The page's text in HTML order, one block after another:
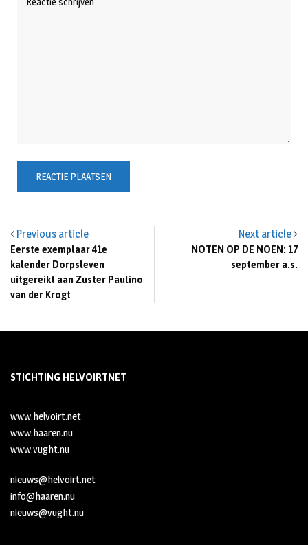
Previous article
Eerste exemplaar 41e
kalender Dorpsleven
uitgereikt aan Zuster Paulino
van der Krogt
Next article
NOTEN OP DE NOEN: 17
september a.s.
STICHTING HELVOIRTNET
www.helvoirt.net
www.haaren.nu
www.vught.nu
nieuws@helvoirt.net
info@haaren.nu
nieuws@vught.nu